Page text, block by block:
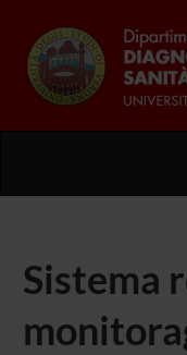
Sistema